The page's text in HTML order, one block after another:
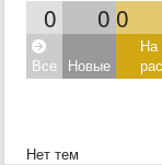
0 0 0
Все Новые
На
Нет тем